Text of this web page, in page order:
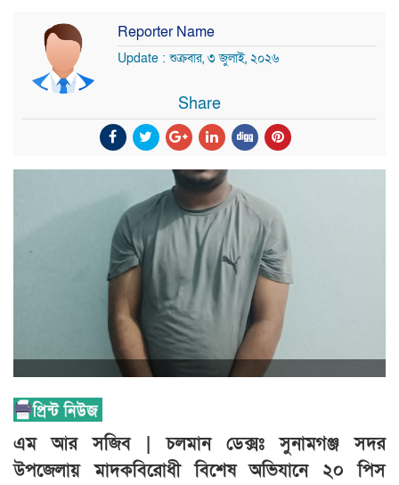
Reporter Name
Update : শুক্রবার, ৩ জুলাই, ২০২৬
Share
এম আর সজিব | চলমান ডেক্সঃ সুনামগঞ্জ সদর
উপজেলায় মাদকবিরোধী বিশেষ অভিযানে ২০ পিস